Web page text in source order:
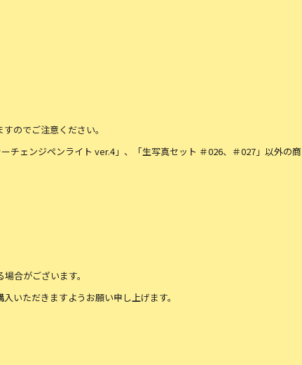
のでご注意ください。
チェンジペンライト ver.4」、「生写真セット ＃026、＃027」以外の商
合がございます。
いただきますようお願い申し上げます。